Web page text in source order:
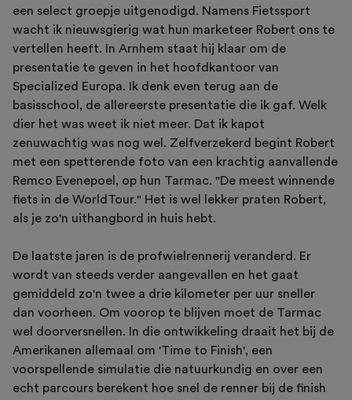
een select groepje uitgenodigd. Namens Fietssport
wacht ik nieuwsgierig wat hun marketeer Robert ons te
vertellen heeft. In Arnhem staat hij klaar om de
presentatie te geven in het hoofdkantoor van
Specialized Europa. Ik denk even terug aan de
basisschool, de allereerste presentatie die ik gaf. Welk
dier het was weet ik niet meer. Dat ik kapot
zenuwachtig was nog wel. Zelfverzekerd begint Robert
met een spetterende foto van een krachtig aanvallende
Remco Evenepoel, op hun Tarmac. "De meest winnende
fiets in de WorldTour." Het is wel lekker praten Robert,
als je zo'n uithangbord in huis hebt.
De laatste jaren is de profwielrennerij veranderd. Er
wordt van steeds verder aangevallen en het gaat
gemiddeld zo'n twee a drie kilometer per uur sneller
dan voorheen. Om voorop te blijven moet de Tarmac
wel doorversnellen. In die ontwikkeling draait het bij de
Amerikanen allemaal om 'Time to Finish', een
voorspellende simulatie die natuurkundig en over een
echt parcours berekent hoe snel de renner bij de finish